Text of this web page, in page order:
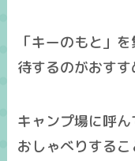
「キーのもと」
待するのがおすす
キャンプ場に呼ん
おしゃべりする